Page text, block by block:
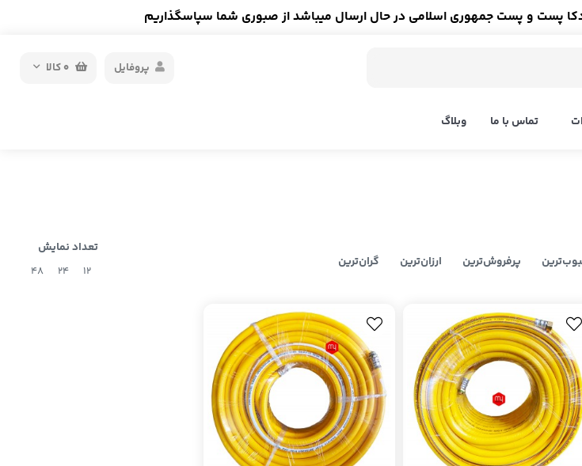
پست و پست جمهوری اسلامی در حال ارسال میباشد از صبوری شما سپاسگذاریم
0کالا پروفایل
تماس با ما وبلاگ
پرفروش‌ترین ارزان‌ترین گران‌ترین
تعداد نمایش
12
24
48